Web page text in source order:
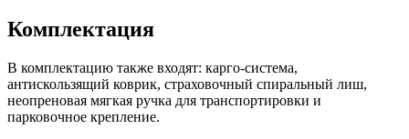
Комплектация
В комплектацию также входят: карго-система,
антискользящий коврик, страховочный спиральный лиш,
неопреновая мягкая ручка для транспортировки и
парковочное крепление.